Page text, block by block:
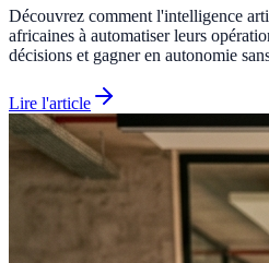
Découvrez comment l'intelligence
africaines à automatiser leurs
décisions et gagner en autonomie
Lire l'article